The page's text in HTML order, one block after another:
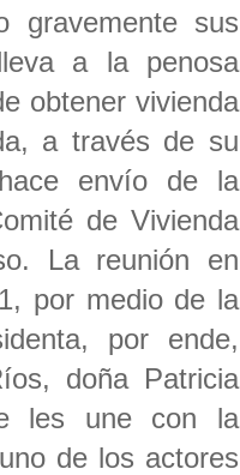
gravemente sus
a la penosa
obtener vivienda
a través de su
envío de la
de Vivienda
La reunión en
por medio de la
por ende,
doña Patricia
les une con la
de los actores